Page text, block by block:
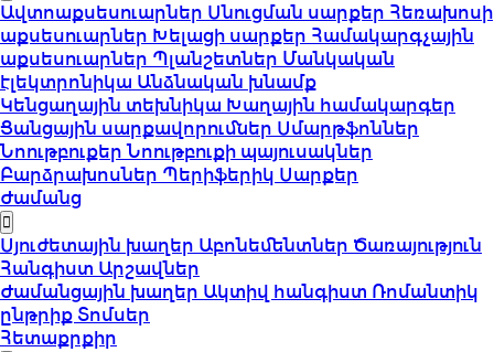
Ավտոաքսեսուարներ Սնուցման սարքեր Հեռախոսի
աքսեսուարներ Խելացի սարքեր Համակարգչային
աքսեսուարներ Պլանշետներ Մանկական
էլեկտրոնիկա Անձնական խնամք
Կենցաղային տեխնիկա Խաղային համակարգեր
Ցանցային սարքավորումներ Սմարթֆոններ
ՆոութբուքերՆոութբուքի պայուսակներ
Բարձրախոսներ Պերիֆերիկ Սարքեր
Ժամանց
Սյուժետային խաղեր Աբոնեմենտներ Ծառայություն
Հանգիստ Արշավներ
Ժամանցային խաղեր Ակտիվ հանգիստ Ռոմանտիկ
ընթրիք Տոմսեր
Հետաքրքիր